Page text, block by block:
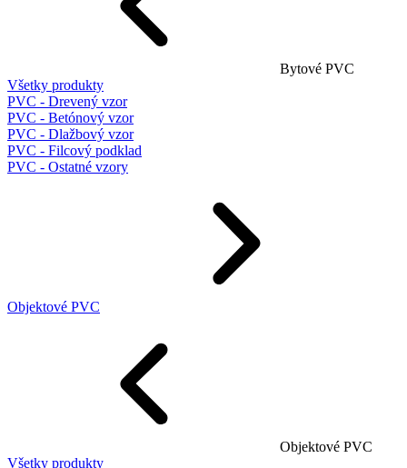
Bytové PVC
Všetky produkty
PVC - Drevený vzor
PVC - Betónový vzor
PVC - Dlažbový vzor
PVC - Filcový podklad
PVC - Ostatné vzory
Objektové PVC
Objektové PVC
Všetky produkty